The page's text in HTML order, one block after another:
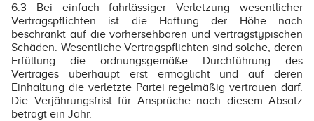
6.3 Bei einfach fahrlässiger Verletzung wesentlicher
Vertragspflichten ist die Haftung der Höhe nach
beschränkt auf die vorhersehbaren und vertragstypischen
Schäden. Wesentliche Vertragspflichten sind solche, deren
Erfüllung die ordnungsgemäße Durchführung des
Vertrages überhaupt erst ermöglicht und auf deren
Einhaltung die verletzte Partei regelmäßig vertrauen darf.
Die Verjährungsfrist für Ansprüche nach diesem Absatz
beträgt ein Jahr.